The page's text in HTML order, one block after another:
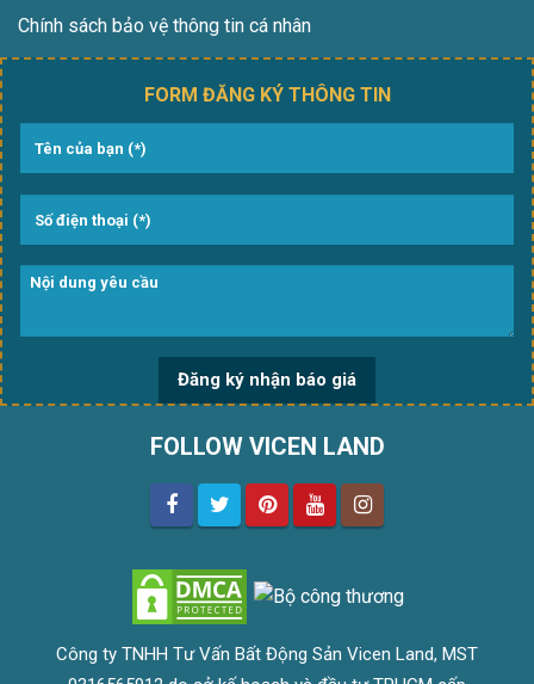
Chính sách bảo vệ thông tin cá nhân
FORM ĐĂNG KÝ THÔNG TIN
FOLLOW VICEN LAND
Công ty TNHH Tư Vấn Bất Động Sản Vicen Land, MST